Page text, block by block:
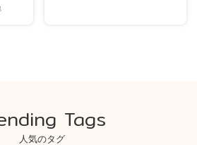
Tags
人気のタグ